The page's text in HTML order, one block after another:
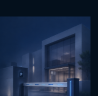
همیار امنیت